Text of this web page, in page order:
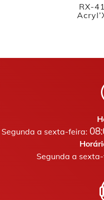
RX-
Segunda a sexta-feira:
Segunda a